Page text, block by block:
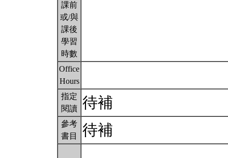
課前
或/與
課後
學習
時數
Office
Hours
指定
閱讀 待補
參考
書目
待補